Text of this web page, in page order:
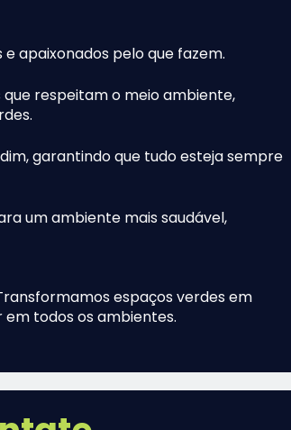
apaixonados pelo que fazem.
respeitam o meio ambiente,
garantindo que tudo esteja sempre
um ambiente mais saudável,
espaços verdes em
todos os ambientes.